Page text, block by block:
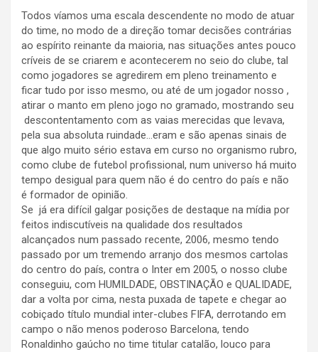
Todos víamos uma escala descendente no modo de atuar
do time, no modo de a direção tomar decisões contrárias
ao espírito reinante da maioria, nas situações antes pouco
críveis de se criarem e acontecerem no seio do clube, tal
como jogadores se agredirem em pleno treinamento e
ficar tudo por isso mesmo, ou até de um jogador nosso ,
atirar o manto em pleno jogo no gramado, mostrando seu
descontentamento com as vaias merecidas que levava,
pela sua absoluta ruindade…eram e são apenas sinais de
que algo muito sério estava em curso no organismo rubro,
como clube de futebol profissional, num universo há muito
tempo desigual para quem não é do centro do país e não
é formador de opinião.
Se já era difícil galgar posições de destaque na mídia por
feitos indiscutíveis na qualidade dos resultados
alcançados num passado recente, 2006, mesmo tendo
passado por um tremendo arranjo dos mesmos cartolas
do centro do país, contra o Inter em 2005, o nosso clube
conseguiu, com HUMILDADE, OBSTINAÇÃO e QUALIDADE,
dar a volta por cima, nesta puxada de tapete e chegar ao
cobiçado título mundial inter-clubes FIFA, derrotando em
campo o não menos poderoso Barcelona, tendo
Ronaldinho gaúcho no time titular catalão, louco para